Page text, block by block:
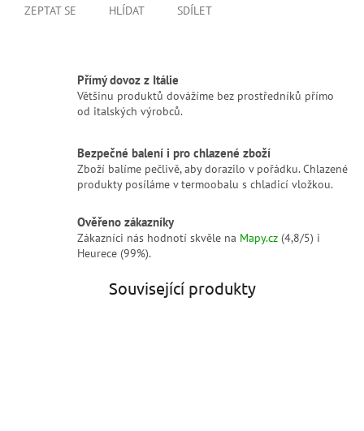
ZEPTAT SE HLÍDAT SDÍLET
Přímý dovoz z Itálie
Většinu produktů dovážíme bez prostředníků přímo
od italských výrobců.
Bezpečné balení i pro chlazené zboží
Zboží balíme pečlivě, aby dorazilo v pořádku. Chlazené
produkty posíláme v termoobalu s chladicí vložkou.
Ověřeno zákazníky
Zákazníci nás hodnotí skvěle na Mapy.cz (4,8/5) i
Heurece (99%).
Související produkty